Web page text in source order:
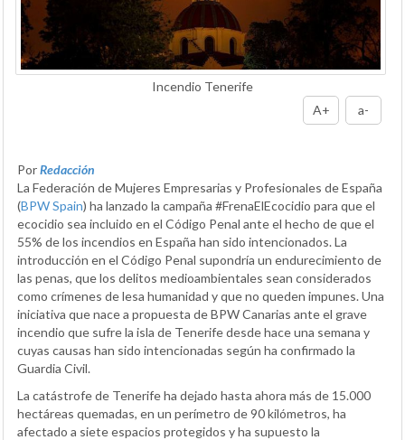
Incendio Tenerife
A+
a-
PorRedacción
La Federación de Mujeres Empresarias y Profesionales de España
(BPW Spain) ha lanzado la campaña #FrenaElEcocidio para que el
ecocidio sea incluido en el Código Penal ante el hecho de que el
55% de los incendios en España han sido intencionados. La
introducción en el Código Penal supondría un endurecimiento de
las penas, que los delitos medioambientales sean considerados
como crímenes de lesa humanidad y que no queden impunes. Una
iniciativa que nace a propuesta de BPW Canarias ante el grave
incendio que sufre la isla de Tenerife desde hace una semana y
cuyas causas han sido intencionadas según ha confirmado la
Guardia Civil.
La catástrofe de Tenerife ha dejado hasta ahora más de 15.000
hectáreas quemadas, en un perímetro de 90 kilómetros, ha
afectado a siete espacios protegidos y ha supuesto la